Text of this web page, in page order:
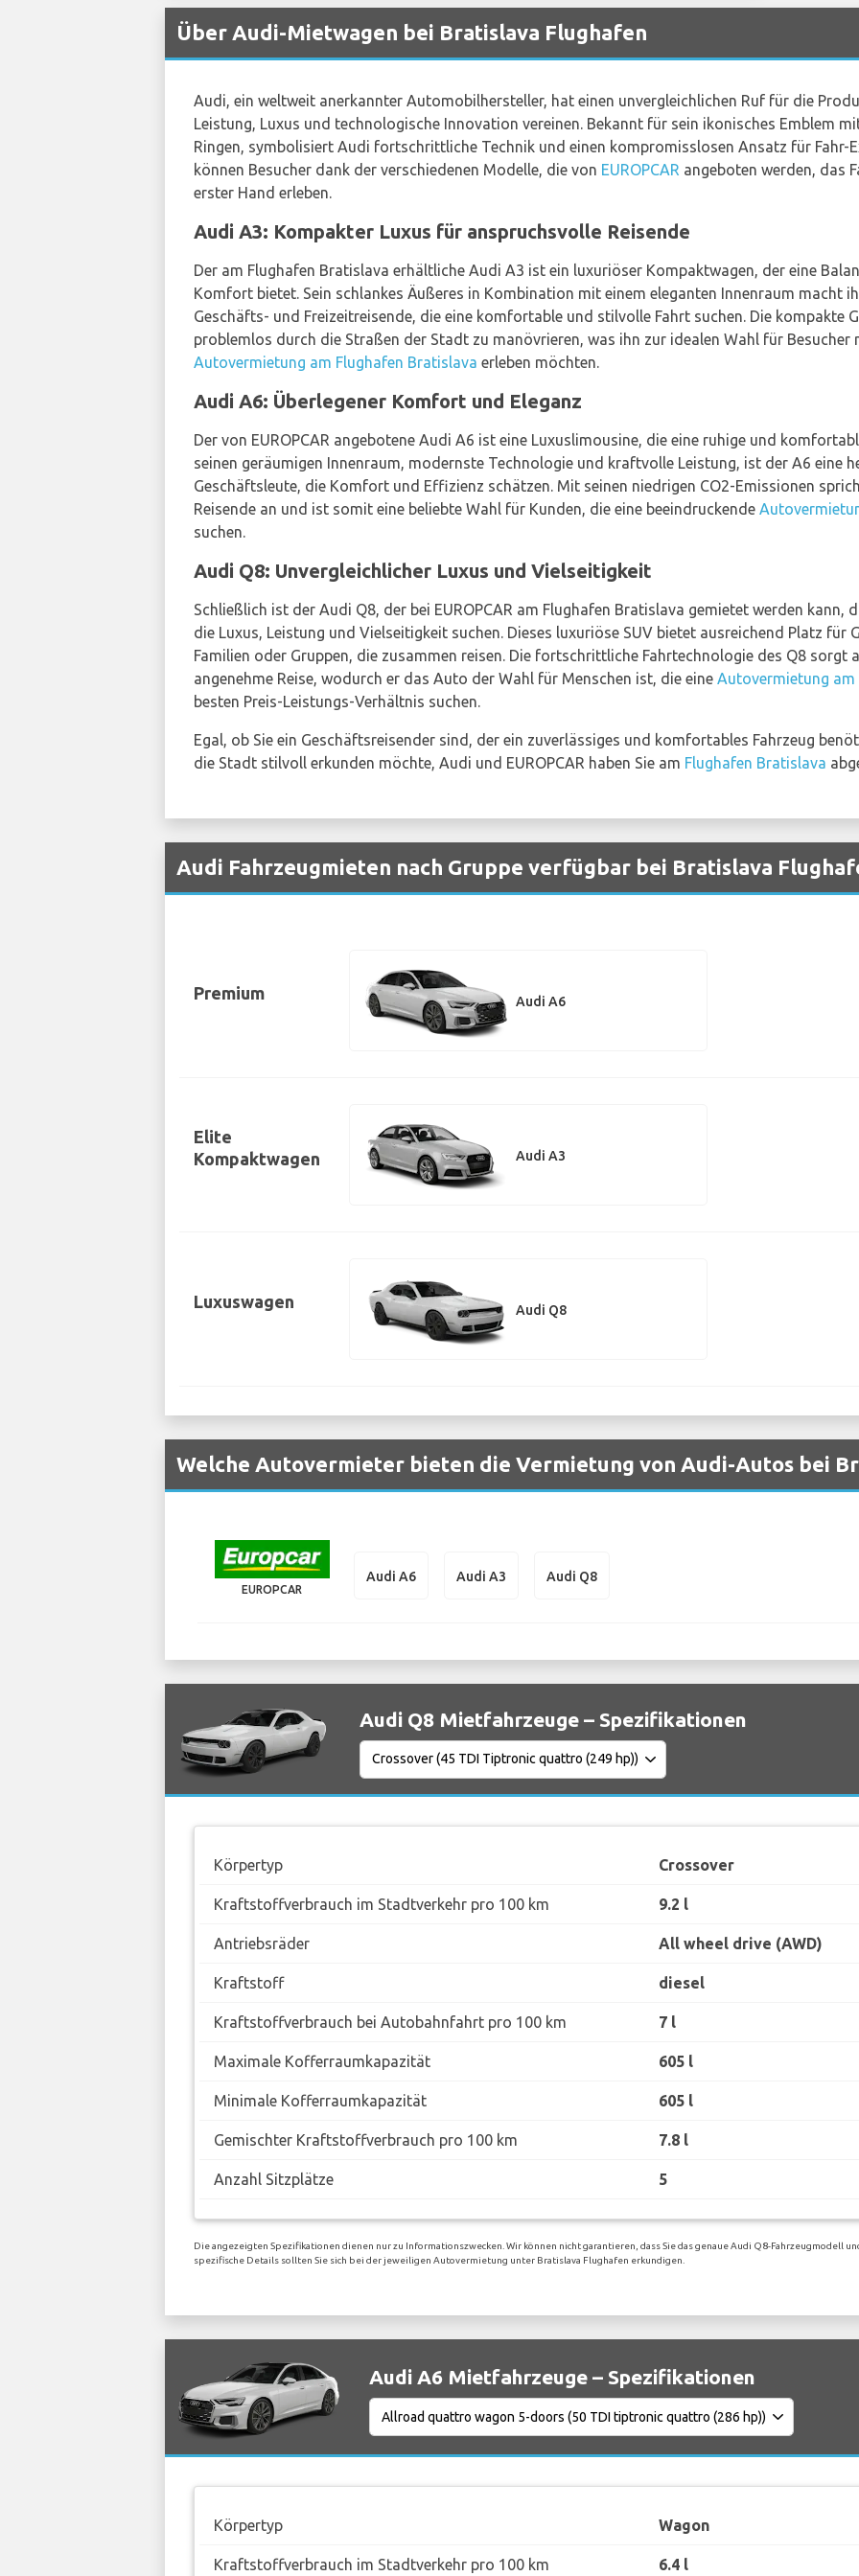
Über Audi-Mietwagen bei Bratislava Flughafen
Audi, ein weltweit anerkannter Automobilhersteller, hat einen unvergleichlichen Ruf für die
Leistung, Luxus und technologische Innovation vereinen. Bekannt für sein ikonisches Emblem
Ringen, symbolisiert Audi fortschrittliche Technik und einen kompromisslosen Ansatz für Fahr-
können Besucher dank der verschiedenen Modelle, die von EUROPCAR angeboten werden, das
erster Hand erleben.
Audi A3: Kompakter Luxus für anspruchsvolle Reisende
Der am Flughafen Bratislava erhältliche Audi A3 ist ein luxuriöser Kompaktwagen, der eine
Komfort bietet. Sein schlankes Äußeres in Kombination mit einem eleganten Innenraum macht
Geschäfts- und Freizeitreisende, die eine komfortable und stilvolle Fahrt suchen. Die kompakte
problemlos durch die Straßen der Stadt zu manövrieren, was ihn zur idealen Wahl für Besucher
Autovermietung am Flughafen Bratislava erleben möchten.
Audi A6: Überlegener Komfort und Eleganz
Der von EUROPCAR angebotene Audi A6 ist eine Luxuslimousine, die eine ruhige und
seinen geräumigen Innenraum, modernste Technologie und kraftvolle Leistung, ist der A6 eine
Geschäftsleute, die Komfort und Effizienz schätzen. Mit seinen niedrigen CO2-Emissionen
Reisende an und ist somit eine beliebte Wahl für Kunden, die eine beeindruckende
suchen.
Audi Q8: Unvergleichlicher Luxus und Vielseitigkeit
Schließlich ist der Audi Q8, der bei EUROPCAR am Flughafen Bratislava gemietet werden kann,
die Luxus, Leistung und Vielseitigkeit suchen. Dieses luxuriöse SUV bietet ausreichend Platz
Familien oder Gruppen, die zusammen reisen. Die fortschrittliche Fahrtechnologie des Q8 sorgt
angenehme Reise, wodurch er das Auto der Wahl für Menschen ist, die eine Autovermietung
besten Preis-Leistungs-Verhältnis suchen.
Egal, ob Sie ein Geschäftsreisender sind, der ein zuverlässiges und komfortables Fahrzeug
die Stadt stilvoll erkunden möchte, Audi und EUROPCAR haben Sie am Flughafen Bratislava
Audi Fahrzeugmieten nach Gruppe verfügbar bei Bratislava
Premium Audi A6
Elite
Kompaktwagen
Audi A3
Luxuswagen Audi Q8
Welche Autovermieter bieten die Vermietung von Audi-Autos bei
EUROPCAR
Audi A6 Audi A3 Audi Q8
Audi Q8 Mietfahrzeuge – Spezifikationen
Körpertyp Crossover
Kraftstoffverbrauch im Stadtverkehr pro 100 km 9.2 l
Antriebsräder All wheel drive (AWD)
Kraftstoff diesel
Kraftstoffverbrauch bei Autobahnfahrt pro 100 km 7 l
Maximale Kofferraumkapazität 605 l
Minimale Kofferraumkapazität 605 l
Gemischter Kraftstoffverbrauch pro 100 km 7.8 l
Anzahl Sitzplätze 5
Die angezeigten Spezifikationen dienen nur zu Informationszwecken. Wir können nicht garantieren, dass Sie das genaue Audi Q8-Fahrzeugmodell
spezifische Details sollten Sie sich bei der jeweiligen Autovermietung unter Bratislava Flughafen erkundigen.
Audi A6 Mietfahrzeuge – Spezifikationen
Körpertyp Wagon
Kraftstoffverbrauch im Stadtverkehr pro 100 km 6.4 l